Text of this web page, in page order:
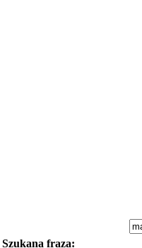
Szukana fraza: